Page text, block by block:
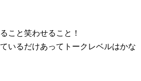
こと笑わせること！
いるだけあってトークレベルはかな